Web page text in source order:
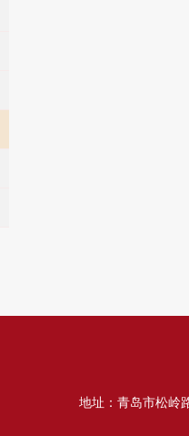
地址：青岛市松岭